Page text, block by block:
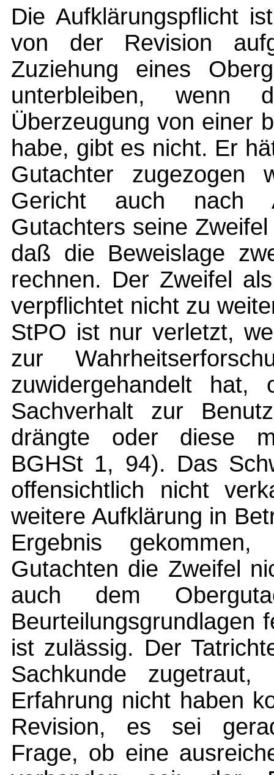
Die Aufklärungspflicht
von der Revision
Zuziehung eines
unterbleiben, wenn
Überzeugung von einer
habe, gibt es nicht. Er
Gutachter zugezogen
Gericht auch nach
Gutachters seine
daß die Beweislage
rechnen. Der Zweifel
verpflichtet nicht zu
StPO ist nur verletzt,
zur
zuwidergehandelt
Sachverhalt zur
drängte oder diese
BGHSt 1, 94). Das
offensichtlich nicht
weitere Aufklärung in
Ergebnis
Gutachten die Zweifel
auch dem
Beurteilungsgrundlagen
ist zulässig. Der
Sachkunde
Erfahrung nicht haben
Revision, es sei
Frage, ob eine